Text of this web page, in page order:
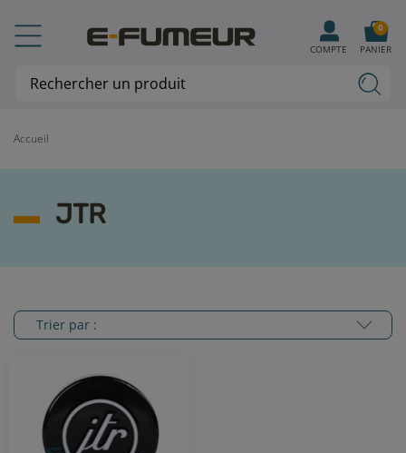
Accueil
JTR
Trier par :
COMPTE PANIER
0